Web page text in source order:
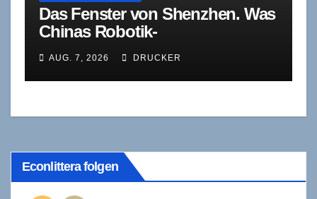
Das Fenster von Shenzhen. Was
Chinas Robotik-
Zulieferer bedeutet – und was
sie verschweigt
AUG. 7, 2026 DRUCKER
Econlittera folgen